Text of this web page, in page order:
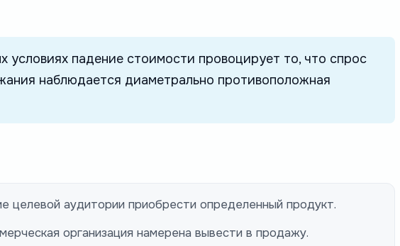
падение стоимости провоцирует то, что спрос
наблюдается диаметрально противоположная
целевой аудитории приобрести определенный продукт.
организация намерена вывести в продажу.